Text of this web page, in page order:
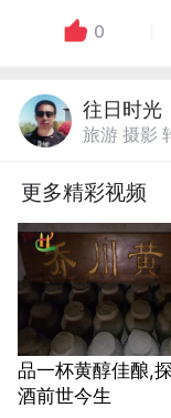
0
往日时光
旅游 摄影
更多精彩视频
品一杯黄醇佳酿,
酒前世今生